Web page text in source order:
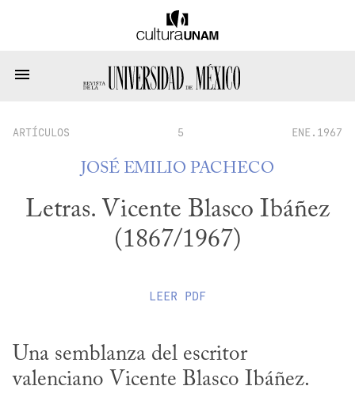
ARTÍCULOS 5 ENE.1967
JOSÉ EMILIO PACHECO
Letras. Vicente Blasco Ibáñez
(1867/1967)
LEER PDF
Una semblanza del escritor
valenciano Vicente Blasco Ibáñez.